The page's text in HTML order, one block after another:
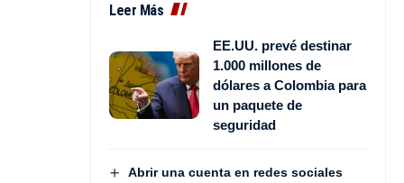
Leer Más
EE.UU. prevé destinar
1.000 millones de
dólares a Colombia para
un paquete de
seguridad
Abrir una cuenta en redes sociales